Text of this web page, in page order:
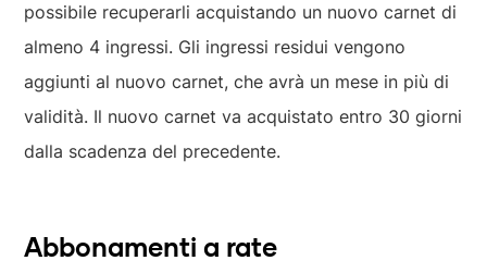
possibile recuperarli acquistando un nuovo carnet di
almeno 4 ingressi. Gli ingressi residui vengono
aggiunti al nuovo carnet, che avrà un mese in più di
validità. Il nuovo carnet va acquistato entro 30 giorni
dalla scadenza del precedente.
Abbonamenti a rate